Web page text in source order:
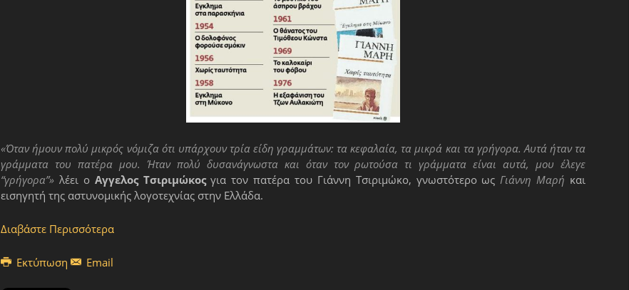
«Όταν ήμουν πολύ μικρός νόμιζα ότι υπάρχουν τρία είδη γραμμάτων: τα κεφαλαία, τα μικρά και τα γρήγορα. Αυτά ήταν τα
γράμματα του πατέρα μου. Ήταν πολύ δυσανάγνωστα και όταν τον ρωτούσα τι γράμματα είναι αυτά, μου έλεγε
“γρήγορα”»λέει ο Αγγελος Τσιριμώκοςγια τον πατέρα του Γιάννη Τσιριμώκο, γνωστότερο ως Γιάννη Μαρή και
εισηγητή της αστυνομικής λογοτεχνίας στην Ελλάδα.
Διαβάστε Περισσότερα
Εκτύπωση Email